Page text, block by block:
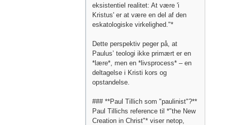
eksistentiel realitet: At være 'i
Kristus' er at være en del af den
eskatologiske virkelighed."*
Dette perspektiv peger på, at
Paulus’ teologi ikke primært er en
*lære*, men en *livsprocess* – en
deltagelse i Kristi kors og
opstandelse.
### **Paul Tillich som "paulinist"?**
Paul Tillichs reference til *"the New
Creation in Christ"* viser netop,